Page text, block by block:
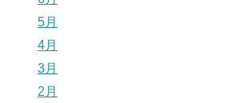
5月
4月
3月
2月